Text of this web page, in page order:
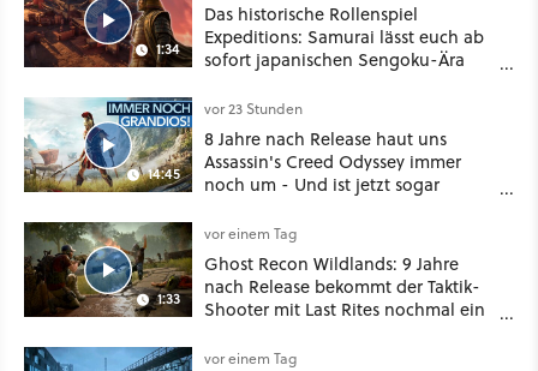
1:34
Das historische Rollenspiel
Expeditions: Samurai lässt euch ab
sofort japanischen Sengoku-Ära
oder Diplomatie
14:45
vor 23 Stunden
8 Jahre nach Release haut uns
Assassin's Creed Odyssey immer
noch um - Und ist jetzt sogar
1:33
vor einem Tag
Ghost Recon Wildlands: 9 Jahre
nach Release bekommt der Taktik-
Shooter mit Last Rites nochmal ein
vor einem Tag